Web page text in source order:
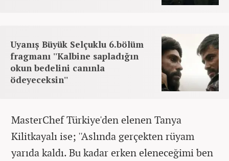
Uyanış Büyük Selçuklu 6.bölüm
fragmanı ''Kalbine sapladığın
okun bedelini canınla
ödeyeceksin''
MasterChef Türkiye'den elenen Tanya
Kilitkayalı ise; ''Aslında gerçekten rüyam
yarıda kaldı. Bu kadar erken eleneceğimi ben